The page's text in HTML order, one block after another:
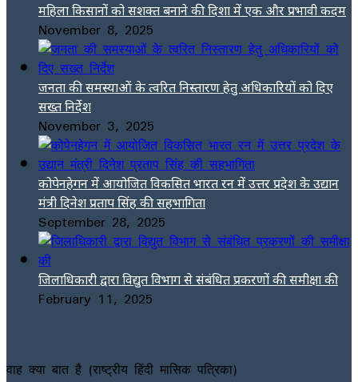
महिला किसानों को सशक्त बनाने की दिशा में एक और प्रभावी कदम
November 8, 2025
जनता की समस्याओं के त्वरित निस्तारण हेतु अधिकारियों को दिए
सख्त निर्देश
November 3, 2025
कोपेनहेगन में आयोजित विकसित भारत रन में उत्तर प्रदेश के उद्यान
मंत्री दिनेश प्रताप सिंह की सहभागिता
September 28, 2025
जिलाधिकारी द्वारा विद्युत विभाग से संबंधित प्रकरणों की समीक्षा की
February 11, 2025
वाह क्या बात है (राष्ट्रीय हिंदी मासिक पत्रिका)